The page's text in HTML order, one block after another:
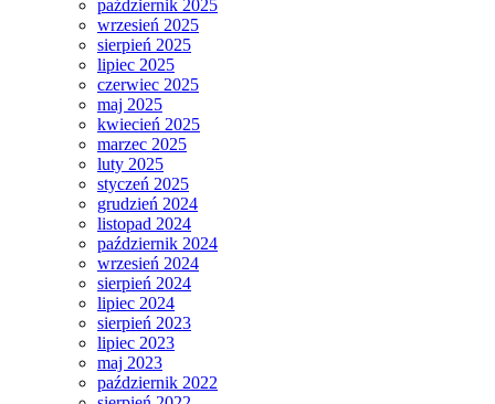
październik 2025
wrzesień 2025
sierpień 2025
lipiec 2025
czerwiec 2025
maj 2025
kwiecień 2025
marzec 2025
luty 2025
styczeń 2025
grudzień 2024
listopad 2024
październik 2024
wrzesień 2024
sierpień 2024
lipiec 2024
sierpień 2023
lipiec 2023
maj 2023
październik 2022